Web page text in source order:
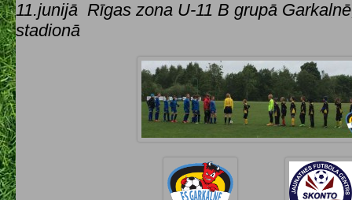
11.junijā Rīgas zona U-11 B grupā
stadionā